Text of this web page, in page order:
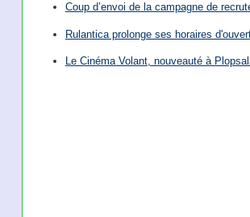
Coup d’envoi de la campagne de
Rulantica prolonge ses horaires
Le Cinéma Volant, nouveauté à